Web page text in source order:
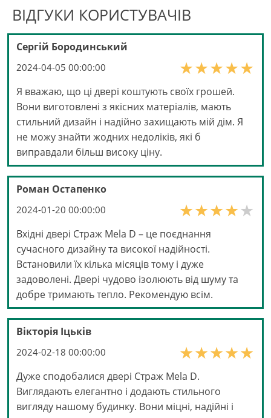
ВІДГУКИ КОРИСТУВАЧІВ
Сергій Бородинський
2024-04-05 00:00:00
Я вважаю, що ці двері коштують своїх грошей.
Вони виготовлені з якісних матеріалів, мають
стильний дизайн і надійно захищають мій дім. Я
не можу знайти жодних недоліків, які б
виправдали більш високу ціну.
Роман Остапенко
2024-01-20 00:00:00
Вхідні двері Страж Mela D – це поєднання
сучасного дизайну та високої надійності.
Встановили їх кілька місяців тому і дуже
задоволені. Двері чудово ізолюють від шуму та
добре тримають тепло. Рекомендую всім.
Вікторія Іцьків
2024-02-18 00:00:00
Дуже сподобалися двері Страж Mela D.
Виглядають елегантно і додають стильного
вигляду нашому будинку. Вони міцні, надійні і